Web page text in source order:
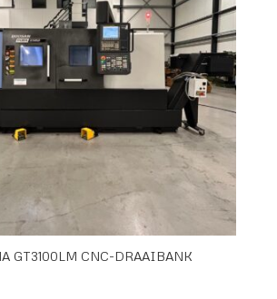
GT3100LM CNC-DRAAIBANK